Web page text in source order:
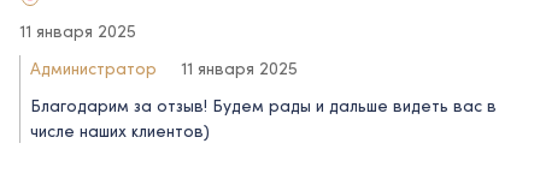
11 января 2025
Администратор
11 января 2025
Благодарим за отзыв! Будем рады и дальше видеть вас в
числе наших клиентов)